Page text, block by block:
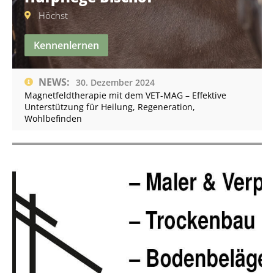
Höchst
Kennenlernen
NEWS: 30. Dezember 2024
Magnetfeldtherapie mit dem VET-MAG – Effektive
Unterstützung für Heilung, Regeneration,
Wohlbefinden